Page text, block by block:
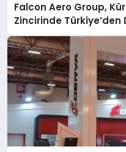
Falcon Aero Group,
Zincirinde Türkiye’den